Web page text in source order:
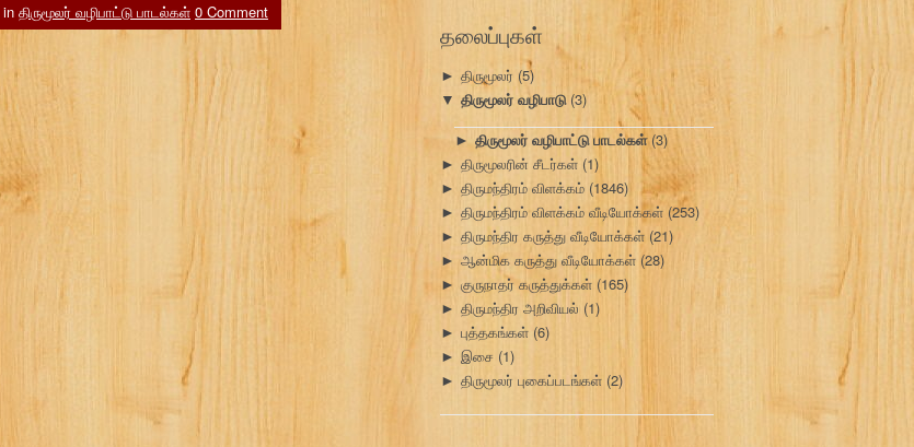
in திருமூலர் வழிபாட்டு பாடல்கள் 0 Comment
தலைப்புகள்
► திருமூலர் (5)
▼ திருமூலர் வழிபாடு(3)
► திருமூலர் வழிபாட்டு பாடல்கள்(3)
► திருமூலரின் சீடர்கள் (1)
► திருமந்திரம் விளக்கம் (1846)
► திருமந்திரம் விளக்கம் வீடியோக்கள் (253)
► திருமந்திர கருத்து வீடியோக்கள் (21)
► ஆன்மிக கருத்து வீடியோக்கள் (28)
► குருநாதர் கருத்துக்கள் (165)
► திருமந்திர அறிவியல் (1)
► புத்தகங்கள் (6)
► இசை (1)
► திருமூலர் புகைப்படங்கள் (2)